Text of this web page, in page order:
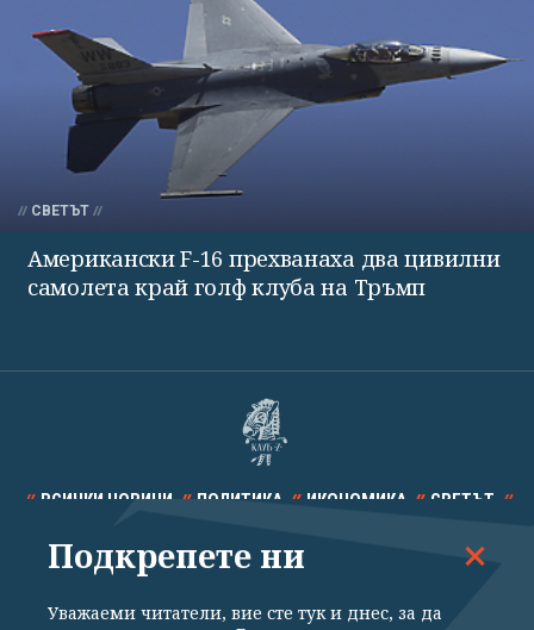
СВЕТЪТ
Американски F-16 прехванаха два цивилни
самолета край голф клуба на Тръмп
ВСИЧКИ НОВИНИ ПОЛИТИКА ИКОНОМИКА СВЕТЪТ
СПОРТ КУЛТУРА ТЕХНОЛОГИИ КАЛЕЙДОСКОП
Подкрепете ни
Уважаеми читатели, вие сте тук и днес, за да